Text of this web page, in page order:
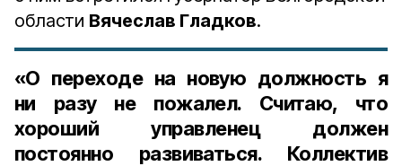
области Вячеслав Гладков.
«О переходе на новую должность я
ни разу не пожалел. Считаю, что
хороший управленец должен
постоянно развиваться. Коллектив